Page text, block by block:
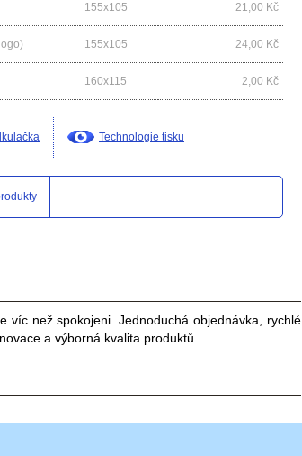
155x105 21,00 Kč
155x105 24,00 Kč
160x115 2,00 Kč
Technologie tisku
víc než spokojeni. Jednoduchá objednávka, rychlé
a výborná kvalita produktů.